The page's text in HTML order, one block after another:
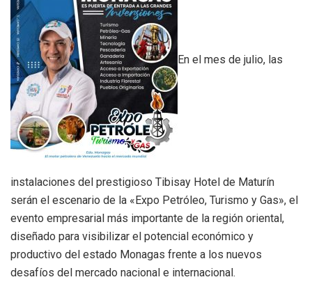
En el mes de julio, las
instalaciones del prestigioso Tibisay Hotel de Maturín
serán el escenario de la «Expo Petróleo, Turismo y Gas», el
evento empresarial más importante de la región oriental,
diseñado para visibilizar el potencial económico y
productivo del estado Monagas frente a los nuevos
desafíos del mercado nacional e internacional.